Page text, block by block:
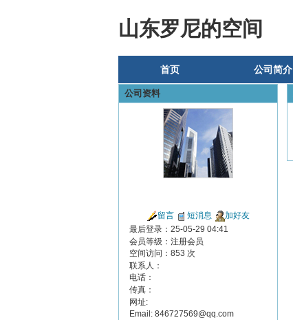
山东罗尼的空间
首页 公司简介
公司资料
留言 短消息
加好友
最后登录：25-05-29 04:41
会员等级：注册会员
空间访问：853 次
联系人：
电话：
传真：
网址:
Email: 846727569@qq.com